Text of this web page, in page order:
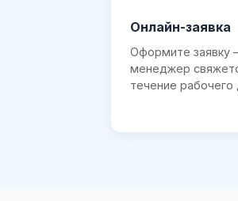
Онлайн-заявка
Оформите заявку
менеджер
течение рабочего